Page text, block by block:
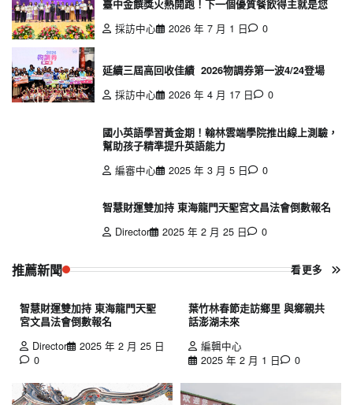
臺中金饌獎火熱開跑！下一個優質餐飲得主就是您
採訪中心
2026 年 7 月 1 日 0
延續三屆高回收佳績 2026物調券第一波4/24登場
採訪中心
2026 年 4 月 17 日 0
國小英語學習黃金期！翰林雲端學院推出線上測驗，
幫助孩子精準提升英語能力
編審中心
2025 年 3 月 5 日 0
智慧財運雙加持 東海龍門天聖宮文昌法會倒數報名
Director
2025 年 2 月 25 日 0
推薦新聞 看更多
智慧財運雙加持 東海龍門天聖
宮文昌法會倒數報名
Director
2025 年 2 月 25 日
0
葉竹林春節走訪鄉里 與鄉親共
話澎湖未來
編輯中心
2025 年 2 月 1 日
0